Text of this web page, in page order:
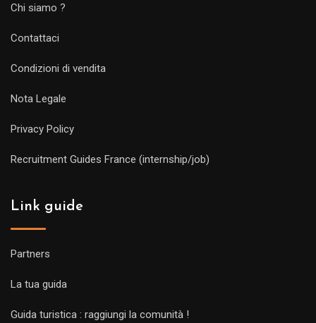
Chi siamo ?
Contattaci
Condizioni di vendita
Nota Legale
Privacy Policy
Recruitment Guides France (internship/job)
Link guide
Partners
La tua guida
Guida turistica : raggiungi la comunità !